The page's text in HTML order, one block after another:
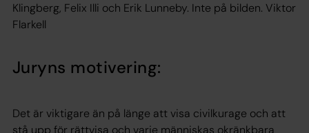
Klingberg, Felix Illi och Erik Lunneby. Inte på bilden. Viktor
Flarkell
Juryns motivering:
Det är viktigare än på länge att visa civilkurage och att
stå upp för rättvisa och varje människas okränkbara